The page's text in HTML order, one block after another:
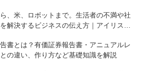
、米、ロボットまで。生活者の不満や社
解決するビジネスの伝え方｜アイリスオ
書とは？有価証券報告書・アニュアルレ
の違い、作り方など基礎知識を解説